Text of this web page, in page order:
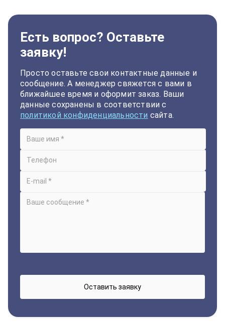
Есть вопрос? Оставьте
заявку!
Просто оставьте свои контактные данные и
сообщение. А менеджер свяжется с вами в
ближайшее время и оформит заказ. Ваши
данные сохранены в соответствии с
политикой конфиденциальности сайта.